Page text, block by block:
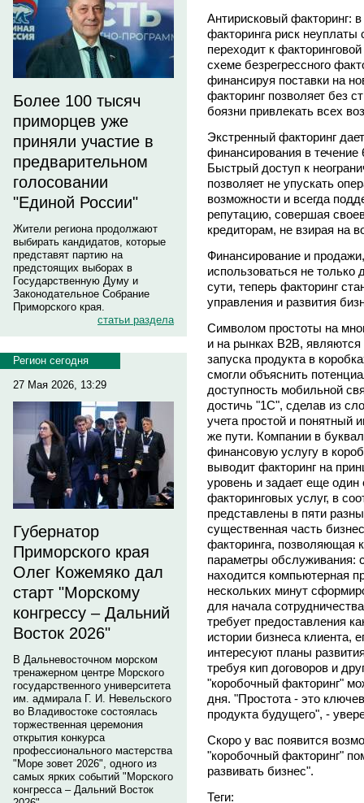
Более 100 тысяч
приморцев уже
приняли участие в
предварительном
голосовании
"Единой России"
Жители региона продолжают
выбирать кандидатов, которые
представят партию на
предстоящих выборах в
Государственную Думу и
Законодательное Собрание
Приморского края.
статьи раздела
Регион сегодня
27 Мая 2026, 13:29
Губернатор
Приморского края
Олег Кожемяко дал
старт "Морскому
конгрессу – Дальний
Восток 2026"
В Дальневосточном морском
тренажерном центре Морского
государственного университета
им. адмирала Г. И. Невельского
во Владивостоке состоялась
торжественная церемония
открытия конкурса
профессионального мастерства
"Море зовет 2026", одного из
самых ярких событий "Морского
конгресса – Дальний Восток
Антирисковый факторинг: в
факторинга риск неуплаты
переходит к
схеме безрегрессного
финансируя поставки на
факторинг позволяет без
боязни привлекать всех
Экстренный факторинг
финансирования в течение
Быстрый доступ к
позволяет не упускать
возможности и всегда
репутацию, совершая
кредиторам, не взирая на
Финансирование и
использоваться не
сути, теперь факторинг
управления и развития
Символом простоты на
и на рынках B2B,
запуска продукта в
смогли объяснить
доступность мобильной
достичь "1С", сделав из
учета простой и понятный
же пути. Компании в
финансовую услугу в
выводит факторинг на
уровень и задает еще
факторинговых услуг, в
представлены в пяти
существенная часть
факторинга, позволяющая
параметры обслуживания:
находится компьютерная
нескольких минут
для начала
требует предоставления
истории бизнеса клиента,
интересуют планы
требуя кип договоров и
"коробочный факторинг"
дня. "Простота - это
продукта будущего", -
Скоро у вас появится
"коробочный факторинг"
развивать бизнес".
Теги: